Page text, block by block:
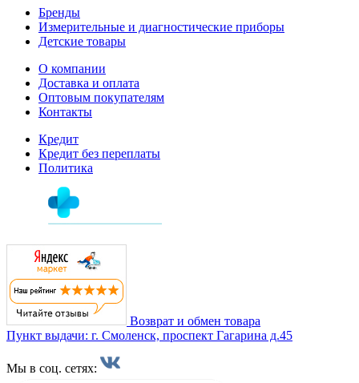
Бренды
Измерительные и диагностические приборы
Детские товары
О компании
Доставка и оплата
Оптовым покупателям
Контакты
Кредит
Кредит без переплаты
Политика
Возврат и обмен товара
Пункт выдачи: г. Смоленск, проспект Гагарина д.45
Мы в соц. сетях: